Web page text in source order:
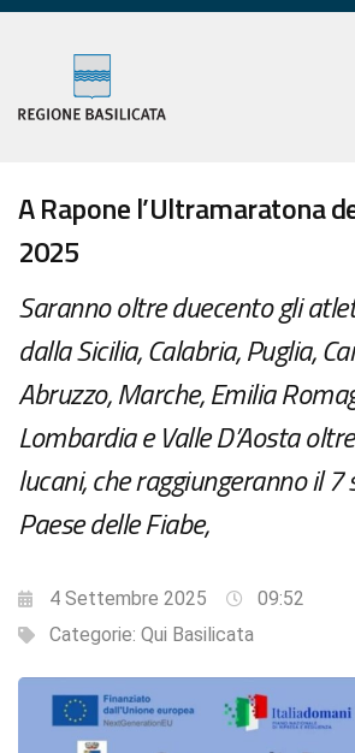
A Rapone l’Ultramaratona
2025
Saranno oltre duecento gli
dalla Sicilia, Calabria, Puglia,
Abruzzo, Marche, Emilia
Lombardia e Valle D’Aosta
lucani, che raggiungeranno il
Paese delle Fiabe,
4 Settembre 2025
09:52
Categorie: Qui Basilicata